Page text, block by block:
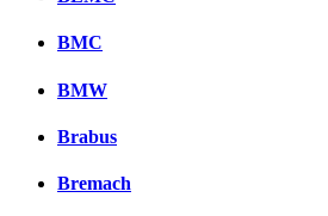
BMC
BMW
Brabus
Bremach